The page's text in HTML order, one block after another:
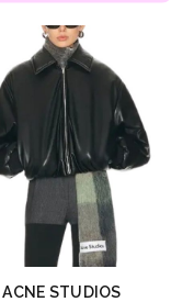
ACNE STUDIOS